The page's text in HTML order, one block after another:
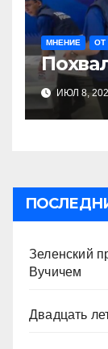
МНЕНИЕ ОТ
ИЮЛ 8,
Зеленский
Вучичем
Двадцать